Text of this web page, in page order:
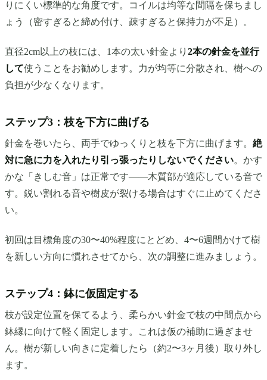
りにくい標準的な角度です。コイルは均等な間隔を保ちまし
ょう（密すぎると締め付け、疎すぎると保持力が不足）。
直径2cm以上の枝には、1本の太い針金より 2本の針金を並行
して使うことをお勧めします。力が均等に分散され、樹への
負担が少なくなります。
ステップ3：枝を下方に曲げる
針金を巻いたら、両手でゆっくりと枝を下方に曲げます。 絶
対に急に力を入れたり引っ張ったりしないでください。かす
かな「きしむ音」は正常です——木質部が適応している音で
す。鋭い割れる音や樹皮が裂ける場合はすぐに止めてくださ
い。
初回は目標角度の30〜40%程度にとどめ、4〜6週間かけて樹
を新しい方向に慣れさせてから、次の調整に進みましょう。
ステップ4：鉢に仮固定する
枝が設定位置を保てるよう、柔らかい針金で枝の中間点から
鉢縁に向けて軽く固定します。これは仮の補助に過ぎませ
ん。樹が新しい向きに定着したら（約2〜3ヶ月後）取り外し
ます。